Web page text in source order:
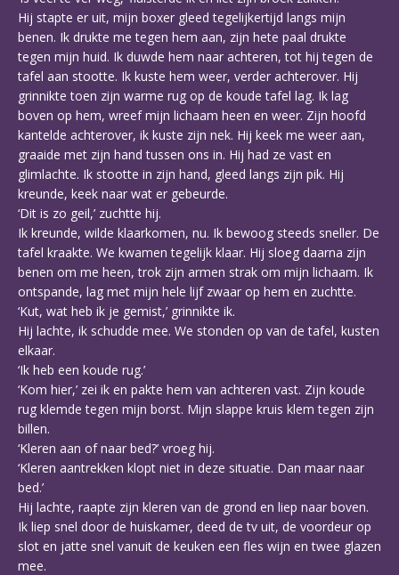
Hij stapte er uit, mijn boxer gleed tegelijkertijd langs mijn
benen. Ik drukte me tegen hem aan, zijn hete paal drukte
tegen mijn huid. Ik duwde hem naar achteren, tot hij tegen de
tafel aan stootte. Ik kuste hem weer, verder achterover. Hij
grinnikte toen zijn warme rug op de koude tafel lag. Ik lag
boven op hem, wreef mijn lichaam heen en weer. Zijn hoofd
kantelde achterover, ik kuste zijn nek. Hij keek me weer aan,
graaide met zijn hand tussen ons in. Hij had ze vast en
glimlachte. Ik stootte in zijn hand, gleed langs zijn pik. Hij
kreunde, keek naar wat er gebeurde.
‘Dit is zo geil,’ zuchtte hij.
Ik kreunde, wilde klaarkomen, nu. Ik bewoog steeds sneller. De
tafel kraakte. We kwamen tegelijk klaar. Hij sloeg daarna zijn
benen om me heen, trok zijn armen strak om mijn lichaam. Ik
ontspande, lag met mijn hele lijf zwaar op hem en zuchtte.
‘Kut, wat heb ik je gemist,’ grinnikte ik.
Hij lachte, ik schudde mee. We stonden op van de tafel, kusten
elkaar.
‘Ik heb een koude rug.’
‘Kom hier,’ zei ik en pakte hem van achteren vast. Zijn koude
rug klemde tegen mijn borst. Mijn slappe kruis klem tegen zijn
billen.
‘Kleren aan of naar bed?’ vroeg hij.
‘Kleren aantrekken klopt niet in deze situatie. Dan maar naar
bed.’
Hij lachte, raapte zijn kleren van de grond en liep naar boven.
Ik liep snel door de huiskamer, deed de tv uit, de voordeur op
slot en jatte snel vanuit de keuken een fles wijn en twee glazen
mee.